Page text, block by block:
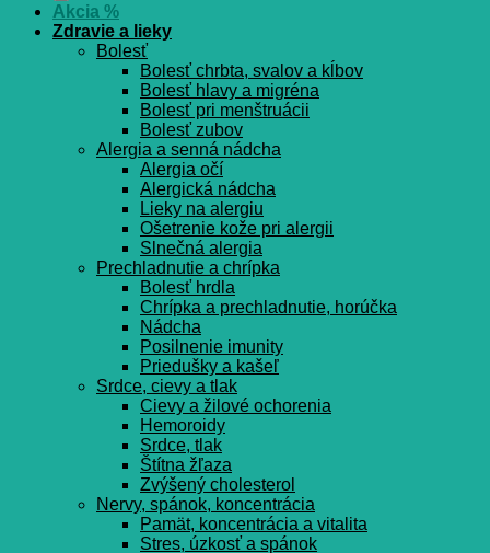
Akcia %
Zdravie a lieky
Bolesť
Bolesť chrbta, svalov a kĺbov
Bolesť hlavy a migréna
Bolesť pri menštruácii
Bolesť zubov
Alergia a senná nádcha
Alergia očí
Alergická nádcha
Lieky na alergiu
Ošetrenie kože pri alergii
Slnečná alergia
Prechladnutie a chrípka
Bolesť hrdla
Chrípka a prechladnutie, horúčka
Nádcha
Posilnenie imunity
Priedušky a kašeľ
Srdce, cievy a tlak
Cievy a žilové ochorenia
Hemoroidy
Srdce, tlak
Štítna žľaza
Zvýšený cholesterol
Nervy, spánok, koncentrácia
Pamät, koncentrácia a vitalita
Stres, úzkosť a spánok